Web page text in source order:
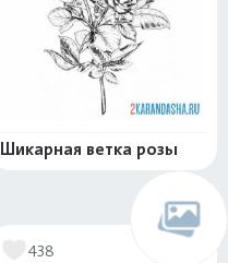
Шикарная ветка розы
438